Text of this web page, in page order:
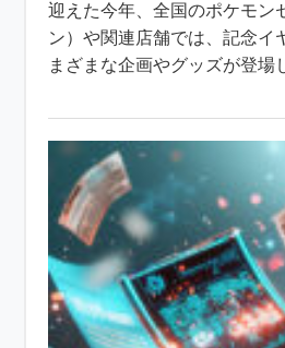
迎えた今年、全国のポケモン
ン）や関連店舗では、記念イ
まざまな企画やグッズが登